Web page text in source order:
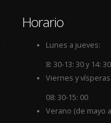
Horario
Lunes a jueves:
8: 30-13: 30 y 14:
Viernes y
08: 30-15: 00
Verano (de mayo